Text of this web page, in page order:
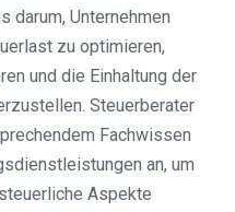
darum, Unternehmen
zu optimieren,
und die Einhaltung der
Steuerberater
Fachwissen
an, um
Aspekte